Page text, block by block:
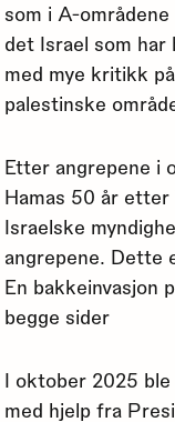
som i A-
det Israel som
med mye kritikk
palestinske
Etter angrepene i
Hamas 50 år etter
Israelske
angrepene. Dette
En bakkeinvasjon
begge sider
I oktober 2025
med hjelp fra